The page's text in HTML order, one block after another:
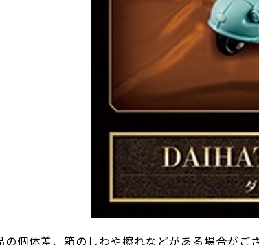
個体差、箱のしわや擦れなどがある場合が